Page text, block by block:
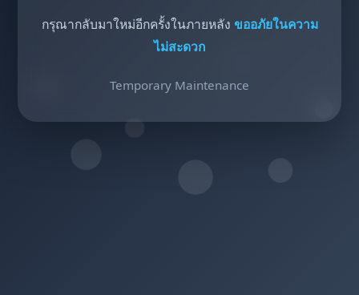
กรุณากลับมาใหม่อีกครั้งในภายหลัง ขออภัยในความ
ไม่สะดวก
Temporary Maintenance